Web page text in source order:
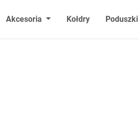
Akcesoria Kołdry Poduszki